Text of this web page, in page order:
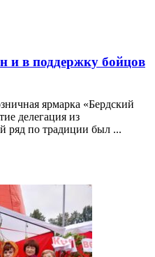
и в поддержку бойцов
ярмарка «Бердский
делегация из
ряд по традиции был ...